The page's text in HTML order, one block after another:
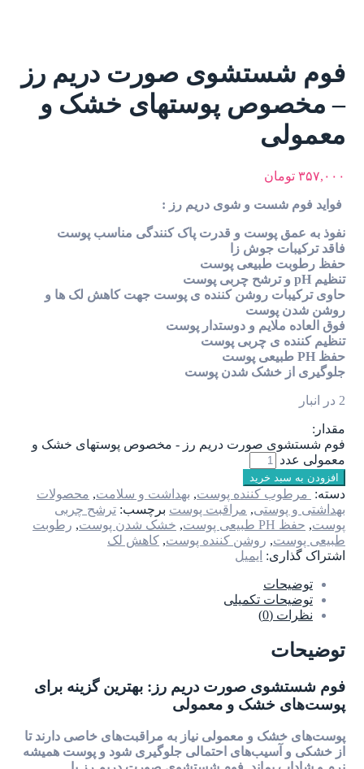
فوم شستشوی صورت دریم رز
– مخصوص پوستهای خشک و
معمولی
۳۵۷,۰۰۰ تومان
فواید فوم شست و شوی دریم رز :
نفوذ به عمق پوست و قدرت پاک‌ کنندگی مناسب پوست
فاقد ترکیبات جوش‌ زا
حفظ رطوبت طبیعی پوست
تنظیم pH و ترشح چربی پوست
حاوی ترکیبات روشن کننده‌ ی پوست جهت کاهش لک‌ ها و
روشن شدن پوست
فوق‌ العاده ملایم و دوستدار پوست
تنظیم کننده‌ ی چربی پوست
حفظ PH طبیعی پوست
جلوگیری از خشک شدن پوست
2 در انبار
مقدار:
فوم شستشوی صورت دریم رز - مخصوص پوستهای خشک و
معمولی عدد
افزودن به سبد خرید
دسته: مرطوب کننده پوست, بهداشت و سلامت, محصولات
بهداشتی و پوستی, مراقبت پوست برچسب: ترشح چربی
پوست, حفظ PH طبیعی پوست , خشک شدن پوست, رطوبت
طبیعی پوست, روشن کننده پوست, کاهش لک
اشتراک گذاری: ایمیل
توضیحات
توضیحات تکمیلی
نظرات (0)
توضیحات
فوم شستشوی صورت دریم رز: بهترین گزینه برای
پوست‌های خشک و معمولی
پوست‌های خشک و معمولی نیاز به مراقبت‌های خاصی دارند تا
از خشکی و آسیب‌های احتمالی جلوگیری شود و پوست همیشه